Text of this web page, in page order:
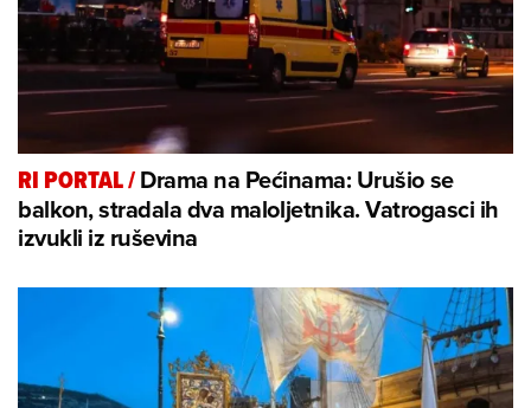
RI PORTAL/Drama na Pećinama: Urušio se
balkon, stradala dva maloljetnika. Vatrogasci ih
izvukli iz ruševina